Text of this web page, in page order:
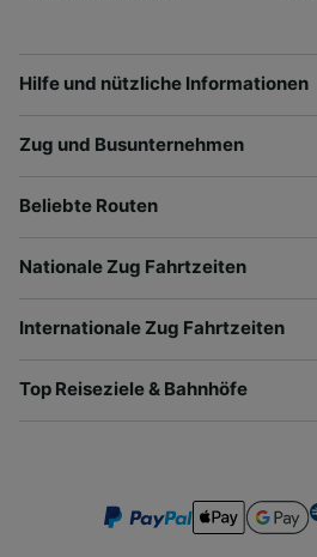
Hilfe und nützliche Informationen
Zug und Busunternehmen
Beliebte Routen
Nationale Zug Fahrtzeiten
Internationale Zug Fahrtzeiten
Top Reiseziele & Bahnhöfe